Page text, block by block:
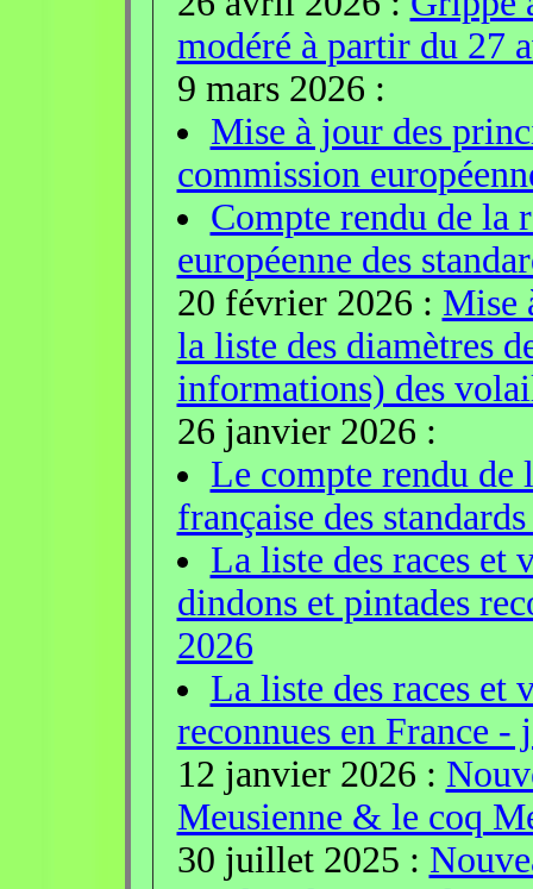
modéré à partir du 27
9 mars 2026 :
Mise à jour des
commission
Compte rendu de la
européenne des
20 février 2026 : Mise
la liste des diamètres
informations) des
26 janvier 2026 :
Le compte rendu de
française des
La liste des races et
dindons et pintades
2026
La liste des races et
reconnues en France -
12 janvier 2026 :
Meusienne & le coq
30 juillet 2025 :